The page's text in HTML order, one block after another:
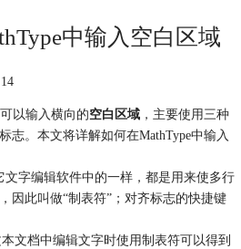
中输入空白区域
以输入横向的空白区域 ，主要使用三种
志。本文将详解如何在MathType中输入
文字编辑软件中的一样，都是用来使多行
因此叫做“制表符”；对齐标志的快捷键
文档中编辑文字时使用制表符可以得到